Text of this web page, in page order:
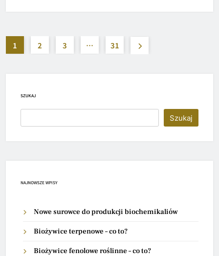
1 2 3 … 31
SZUKAJ
Szukaj
NAJNOWSZE WPISY
Nowe surowce do produkcji biochemikaliów
Biożywice terpenowe – co to?
Biożywice fenolowe roślinne – co to?